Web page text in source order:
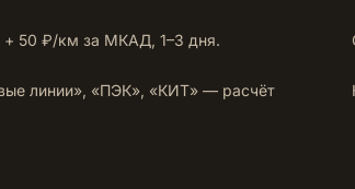
50 ₽/км за МКАД, 1–3 дня.
линии», «ПЭК», «КИТ» — расчёт